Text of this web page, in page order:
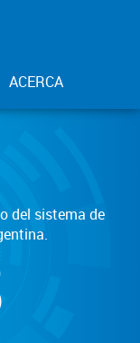
ACERCA
del sistema de